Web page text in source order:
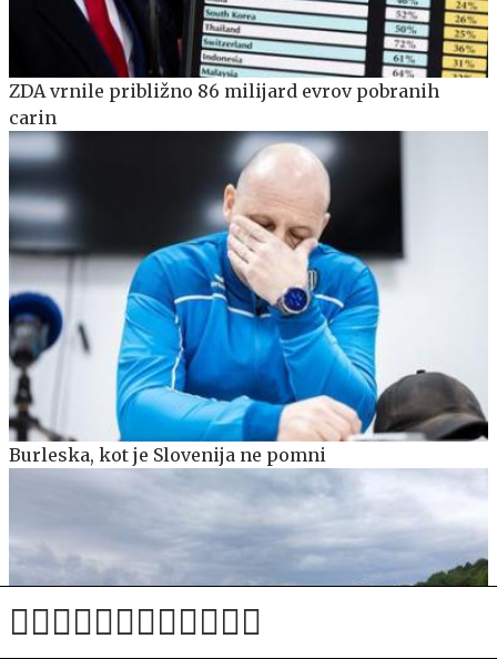
ZDA vrnile približno 86 milijard evrov pobranih
carin
Burleska, kot je Slovenija ne pomni